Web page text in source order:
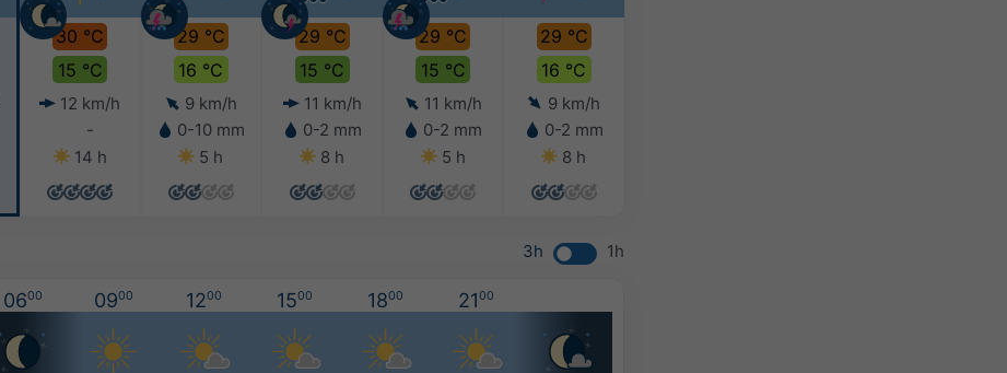
30 °C
15 °C
12 km/h
-
14 h
29 °C
16 °C
9 km/h
0-10 mm
5 h
29 °C
15 °C
11 km/h
0-2 mm
8 h
29 °C
15 °C
11 km/h
0-2 mm
5 h
29 °C
16 °C
9 km/h
0-2 mm
8 h
3h 1h
0600 0900 1200 1500 1800 2100